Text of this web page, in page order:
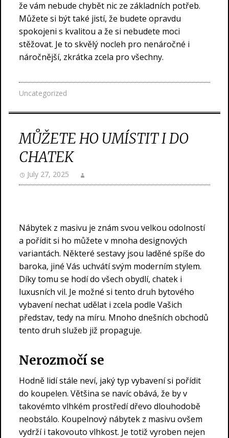
že vám nebude chybět nic ze základních potřeb.
Můžete si být také jistí, že budete opravdu
spokojeni s kvalitou a že si nebudete moci
stěžovat. Je to skvělý nocleh pro nenáročné i
náročnější, zkrátka zcela pro všechny.
Uncategorized
MŮŽETE HO UMÍSTIT I DO
CHATEK
July 27, 2025
Nábytek z masivu je znám svou velkou odolností
a pořídit si ho můžete v mnoha designových
variantách. Některé sestavy jsou laděné spíše do
baroka, jiné Vás uchvátí svým moderním stylem.
Díky tomu se hodí do všech obydlí, chatek i
luxusních vil. Je možné si tento druh bytového
vybavení nechat udělat i zcela podle Vašich
představ, tedy na míru. Mnoho dnešních obchodů
tento druh služeb již propaguje.
Nerozmočí se
Hodně lidí stále neví, jaký typ vybavení si pořídit
do koupelen. Většina se navíc obává, že by v
takovémto vlhkém prostředí dřevo dlouhodobě
neobstálo. Koupelnový nábytek z masivu ovšem
vydrží i takovouto vlhkost. Je totiž vyroben nejen